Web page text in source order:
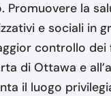
Promuovere la
e sociali in
controllo
di Ottawa e
il luogo